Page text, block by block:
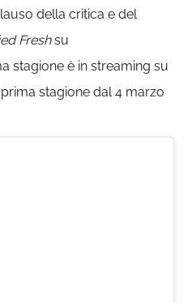
della critica e del
Freshsu
stagione è in streaming su
stagione dal 4 marzo